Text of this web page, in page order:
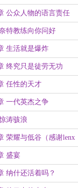
公众人物的语言责任
特教练向你问好
生活就是爆炸
终究只是徒劳无功
任性的天才
一代英杰之争
涛骇浪
荣耀与低谷（感谢lenx
盛宴
纳什还活着吗？